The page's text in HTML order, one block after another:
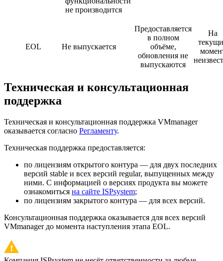
не производится
EOL Не выпускается
Предоставляется
в полном
объёме,
обновления не
выпускаются
На
Техническая и консультационная
поддержка
Техническая и консультационная поддержка VMmanager
оказывается согласно Регламенту.
Техническая поддержка предоставляется:
по лицензиям открытого контура — для двух последних
версий stable и всех версий regular, выпущенных между
ними. С информацией о версиях продукта вы можете
ознакомиться на сайте ISPsystem;
по лицензиям закрытого контура — для всех версий.
Консультационная поддержка оказывается для всех версий
VMmanager до момента наступления этапа EOL.